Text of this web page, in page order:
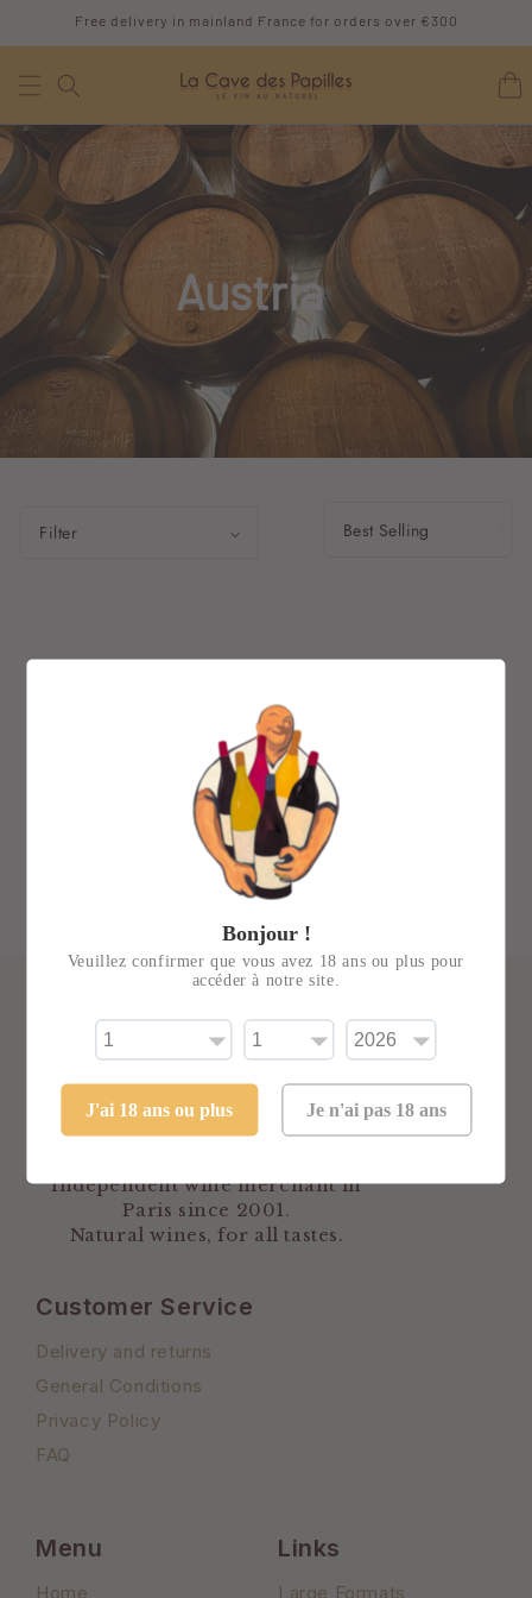
CONTENTFree delivery in mainland France for orders over €300
Cart
Austria
Filter
No products found
Use fewer filters or
Independent wine merchant in
Paris since 2001.
Natural wines, for all tastes.
Menu
Home
Links
Large Formats
Customer Service
Delivery and returns
General Conditions
Privacy Policy
FAQ
Bonjour !
Veuillez confirmer que vous avez 18 ans ou plus pour
accéder à notre site.
J'ai 18 ans ou plus Je n'ai pas 18 ans